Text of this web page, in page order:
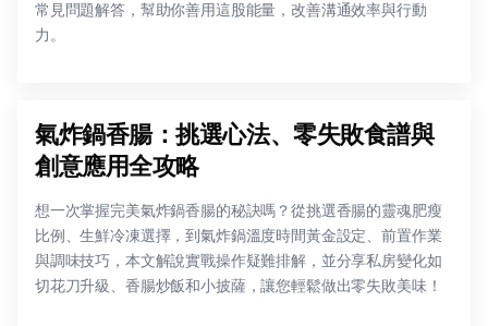
常見問題解答，幫助你善用這股能量，改善溝通效率與行動
力。
氣炸鍋香腸：挑選心法、零失敗食譜與
創意應用全攻略
想一次掌握完美氣炸鍋香腸的秘訣嗎？從挑選香腸的靈魂肥瘦
比例、生鮮冷凍選擇，到氣炸鍋溫度時間黃金設定、前置作業
與調味技巧，本文解說實戰操作疑難排解，並分享私房變化如
切花刀升級、香腸炒飯和小披薩，讓您輕鬆做出零失敗美味！